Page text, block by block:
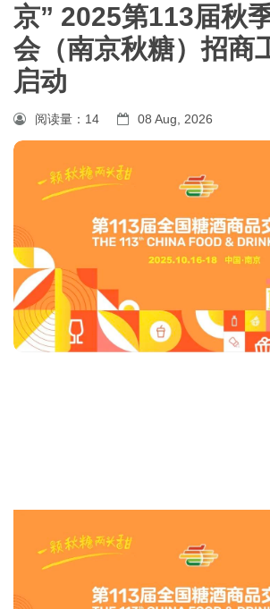
京” 2025第113届秋
会（南京秋糖）招商
启动
阅读量： 14 08 Aug, 2026